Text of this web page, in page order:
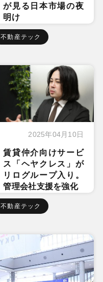
が見る日本市場の夜
明け
不動産テック
2025年04月10日
賃貸仲介向けサービ
ス「ヘヤクレス」が
リログループ入り。
管理会社支援を強化
不動産テック